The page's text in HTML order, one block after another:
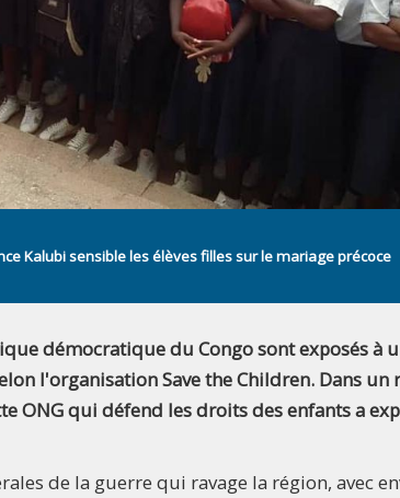
Kalubi sensible les élèves filles sur le mariage précoce
démocratique du Congo sont exposés à
l'organisation Save the Children. Dans un
ONG qui défend les droits des enfants a
de la guerre qui ravage la région, avec